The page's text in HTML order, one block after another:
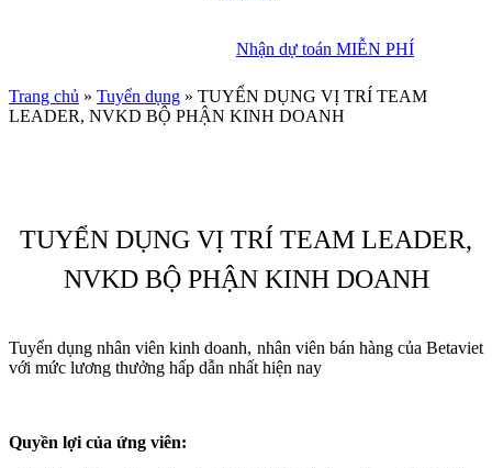
Nhận dự toán MIỄN PHÍ
Trang chủ » Tuyển dụng » TUYỂN DỤNG VỊ TRÍ TEAM
LEADER, NVKD BỘ PHẬN KINH DOANH
TUYỂN DỤNG VỊ TRÍ TEAM LEADER,
NVKD BỘ PHẬN KINH DOANH
Tuyển dụng nhân viên kinh doanh, nhân viên bán hàng của Betaviet
với mức lương thưởng hấp dẫn nhất hiện nay
Quyền lợi của ứng viên: